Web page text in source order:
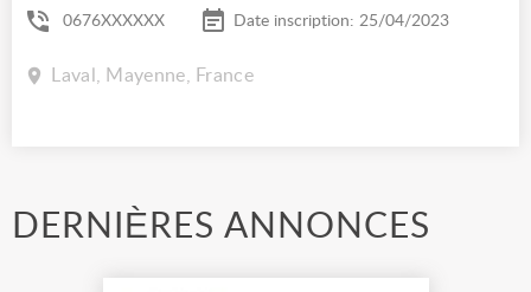
0676XXXXXX Date inscription: 25/04/2023
Laval, Mayenne, France
DERNIÈRES ANNONCES